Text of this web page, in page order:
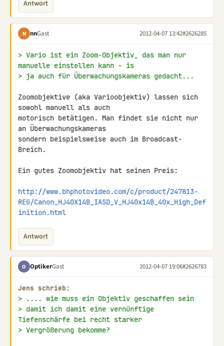
Antwort
N nnGast 2012-04-07 13:42#2626285
> Vario ist ein Zoom-Objektiv, das man nur
manuelle einstellen kann - is
> ja auch für Überwachungskameras gedacht...
Zoomobjektive (aka Varioobjektiv) lassen sich
sowohl manuell als auch
motorisch betätigen. Man findet sie nicht nur
an Überwachungskameras
sondern beispielsweise auch im Broadcast-
Breich.
Ein gutes Zoomobjektiv hat seinen Preis:
http://www.bhphotovideo.com/c/product/247813-
REG/Canon_HJ40X14B_IASD_V_HJ40x14B_40x_High_Def
inition.html
Antwort
O OptikerGast 2012-04-07 19:06#2626783
Jens schrieb:
> .... wie muss ein Objektiv geschaffen sein
> damit ich damit eine vernünftige
Tiefenschärfe bei recht starker
> Vergrößerung bekomme?